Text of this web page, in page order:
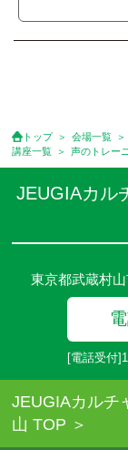
※講座によっては
ております。また
●資格認定講座の試
せください。
●講座は、月4回(
のでご確認ください
●参加人数が一定
期することがあり
●その他、詳しい
だきます。
トップ 会場一覧
講座一覧
声のトレー
JEUGIAカル
東京都武蔵村
[電話受付
JEUGIAカルチ
山 TOP